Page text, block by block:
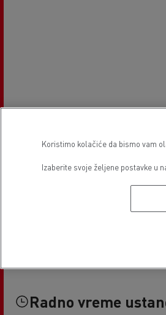
Radno vreme
Koristimo kolačiće da bismo vam
Izaberite svoje željene postavke u